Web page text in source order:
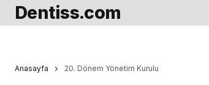
Dentiss.com
Anasayfa 20. Dönem Yönetim Kurulu